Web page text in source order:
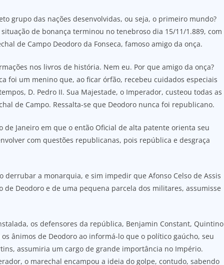
grupo das nações desenvolvidas, ou seja, o primeiro mundo?
de bonança terminou no tenebroso dia 15/11/1.889, com
de Campo Deodoro da Fonseca, famoso amigo da onça.
nos livros de história. Nem eu. Por que amigo da onça?
foi um menino que, ao ficar órfão, recebeu cuidados especiais
D. Pedro II. Sua Majestade, o Imperador, custeou todas as
de Campo. Ressalta-se que Deodoro nunca foi republicano.
de Janeiro em que o então Oficial de alta patente orienta seu
com questões republicanas, pois república e desgraça
derrubar a monarquia, e sim impedir que Afonso Celso de Assis
de Deodoro e de uma pequena parcela dos militares, assumisse
os defensores da república, Benjamin Constant, Quintino
ânimos de Deodoro ao informá-lo que o político gaúcho, seu
assumiria um cargo de grande importância no Império.
o marechal encampou a ideia do golpe, contudo, sabendo